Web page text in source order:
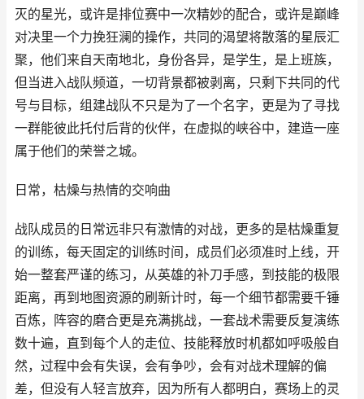
灭的星光，或许是排位赛中一次精妙的配合，或许是巅峰
对决里一个力挽狂澜的操作，共同的渴望将散落的星辰汇
聚，他们来自天南地北，身份各异，是学生，是上班族，
但当进入战队频道，一切背景都被剥离，只剩下共同的代
号与目标，组建战队不只是为了一个名字，更是为了寻找
一群能彼此托付后背的伙伴，在虚拟的峡谷中，建造一座
属于他们的荣誉之城。
日常，枯燥与热情的交响曲
战队成员的日常远非只有激情的对战，更多的是枯燥重复
的训练，每天固定的训练时间，成员们必须准时上线，开
始一整套严谨的练习，从英雄的补刀手感，到技能的极限
距离，再到地图资源的刷新计时，每一个细节都需要千锤
百炼，阵容的磨合更是充满挑战，一套战术需要反复演练
数十遍，直到每个人的走位、技能释放时机都如呼吸般自
然，过程中会有失误，会有争吵，会有对战术理解的偏
差，但没有人轻言放弃，因为所有人都明白，赛场上的灵